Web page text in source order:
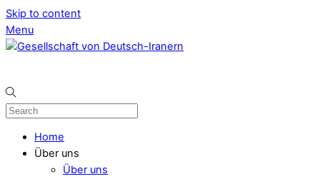
Skip to content
Menu
Home
Über uns
Über uns